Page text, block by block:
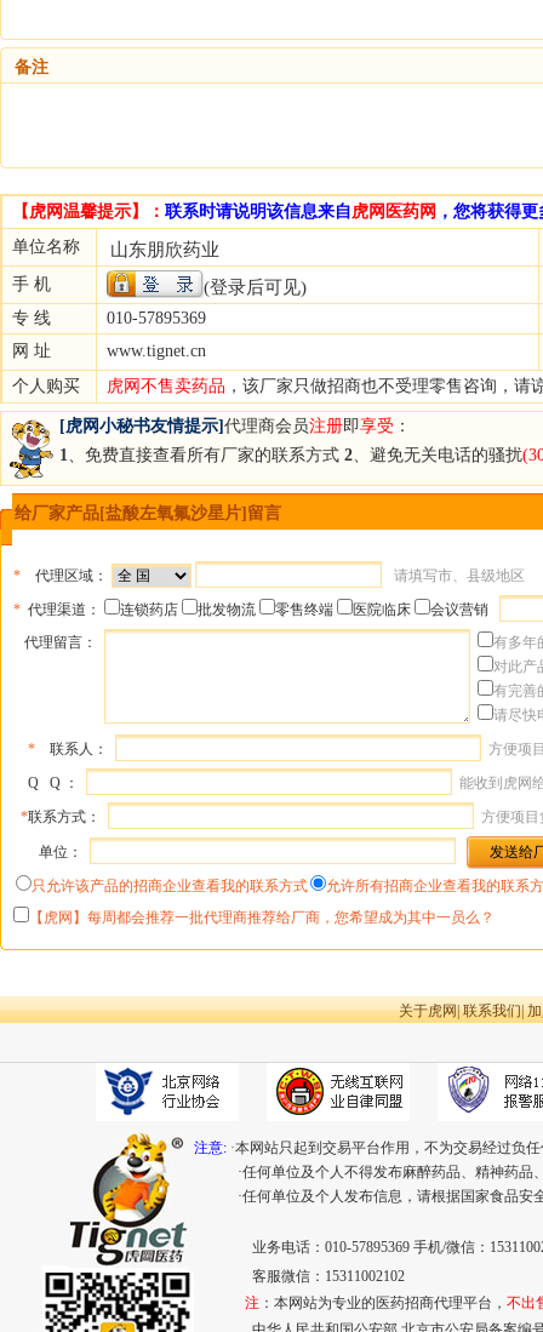
备注
【虎网温馨提示】： 联系时请说明该信息来自虎网医药网 ，您将获得
单位名称
山东朋欣药业
手 机 (登录后可见)
专 线
010-57895369
网 址
www.tignet.cn
个人购买
虎网不售卖药品 ，该厂家只做招商也不受理零售咨询，请
[虎网小秘书友情提示] 代理商会员注册即享受 ：
1、免费直接查看所有厂家的联系方式 2、避免无关电话的骚扰
给厂家产品[盐酸左氧氟沙星片]留言
* 代理区域：
请填写市、县级地区
* 代理渠道： 连锁药店 批发物流 零售终端 医院临床
会议营销
代理留言：
有多年
对此产
有完善
请尽快
* 联系人：
方便项
Q Q ：
能收到虎网
*联系方式： 方便项目
单位：
只允许该产品的招商企业查看我的联系方式
允许所有招商企业查看我的联系
【虎网】每周都会推荐一批代理商推荐给厂商，您希望成为其中一员么？
关于虎网|联系我们|
注意: ·本网站只起到交易平台作用，不为交易经过负
·任何单位及个人不得发布麻醉药品、精神药
·任何单位及个人发布信息，请根据国家食品
业务电话：010-57895369 手机/微信：
客服微信：15311002102
注 ：本网站为专业的医药招商代理平台， 不出